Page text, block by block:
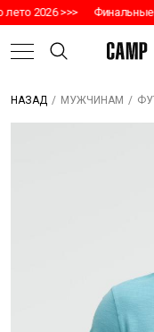
2026 >>> Финальные
НАЗАД / МУЖЧИНАМ /